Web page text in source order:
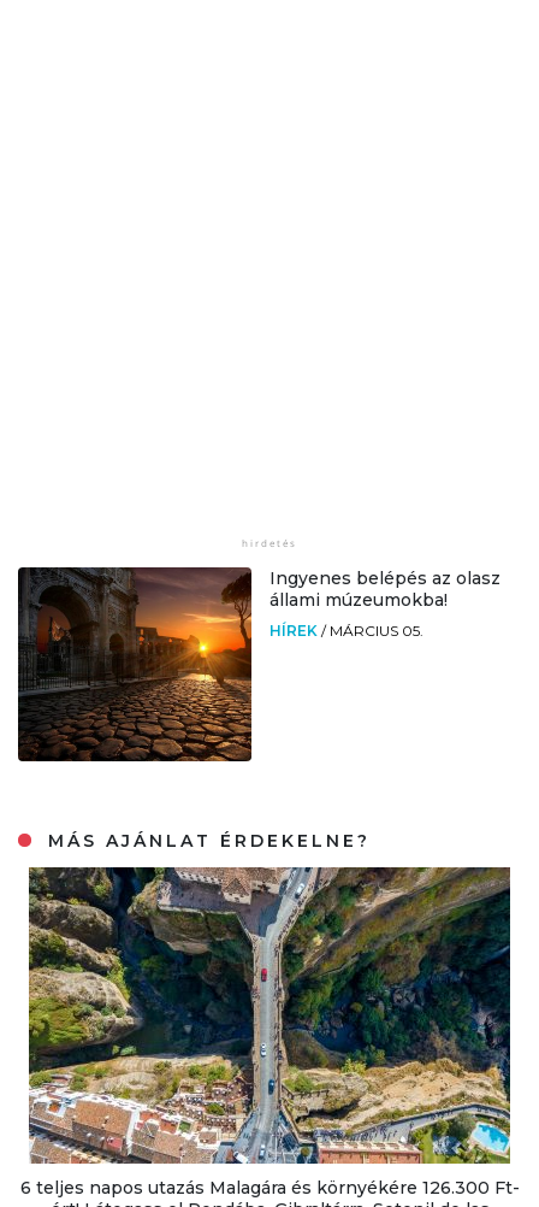
Ingyenes belépés az olasz
állami múzeumokba!
HÍREK / MÁRCIUS 05.
MÁS AJÁNLAT ÉRDEKELNE?
6 teljes napos utazás Malagára és környékére 126.300 Ft-